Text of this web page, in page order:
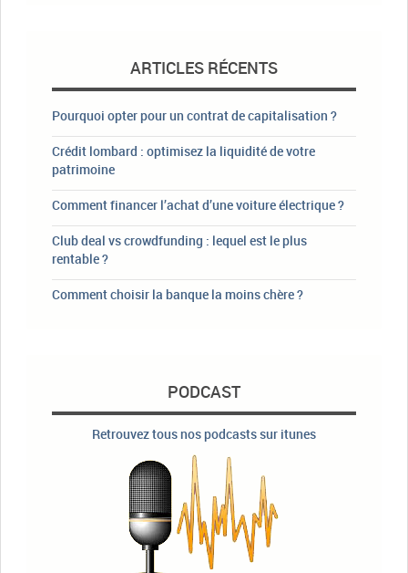
ARTICLES RÉCENTS
Pourquoi opter pour un contrat de capitalisation ?
Crédit lombard : optimisez la liquidité de votre
patrimoine
Comment financer l’achat d’une voiture électrique ?
Club deal vs crowdfunding : lequel est le plus
rentable ?
Comment choisir la banque la moins chère ?
PODCAST
Retrouvez tous nos podcasts sur itunes